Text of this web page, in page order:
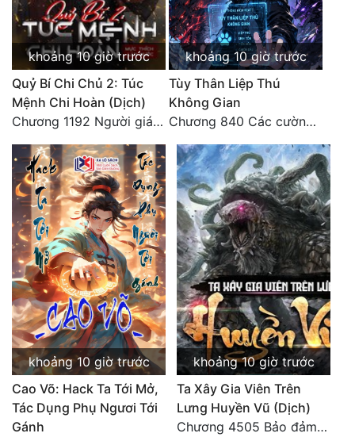
Đồng Nhân
Cẩu Đạo Trường Sinh
Ngự Thú
Truyện Nam
Truyện Nữ
Vô Địch Lưu
Xây Dựng Thế Lực
Đam Mỹ
Đẹp
Đẹp Hiệp
Tính Cách Nhân Vật :
Cơ Trí
Sát Phạt Quyết Đoán
khoảng 10 giờ trước
Quỷ Bí Chi Chủ 2: Túc
Mệnh Chi Hoàn (Dịch)
Chương 1192 Người giám thị
khoảng 10 giờ trước
Tùy Thân Liệp Thú
Không Gian
Chương 840 Các cường giả Hằng Tinh cấp khác đâu?
khoảng 10 giờ trước
Cao Võ: Hack Ta Tới Mở,
Tác Dụng Phụ Ngươi Tới
Gánh
khoảng 10 giờ trước
Ta Xây Gia Viên Trên
Lưng Huyền Vũ (Dịch)
Chương 4505 Bảo đảm nhất.